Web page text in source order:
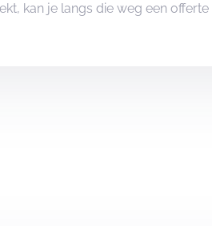
kan je langs die weg een